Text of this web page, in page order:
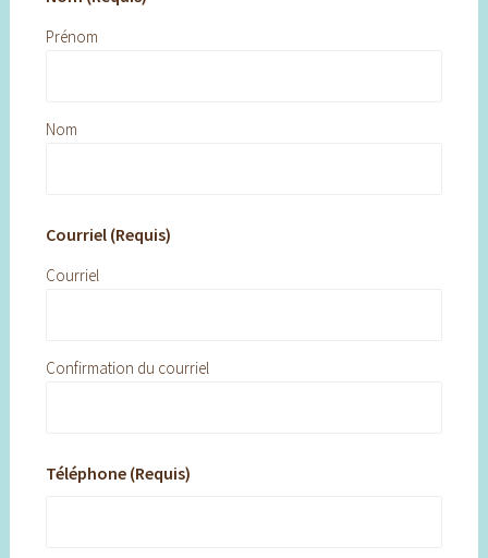
Prénom
Nom
Courriel (Requis)
Courriel
Confirmation du courriel
Téléphone (Requis)